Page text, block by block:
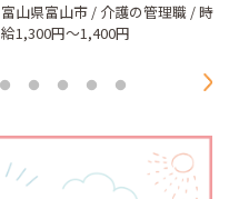
富山県富山市 / 介護の管理職 / 時
給1,300円～1,400円